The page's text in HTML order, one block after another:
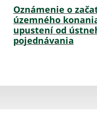
Oznámenie o
územného
upustení od
pojednávania